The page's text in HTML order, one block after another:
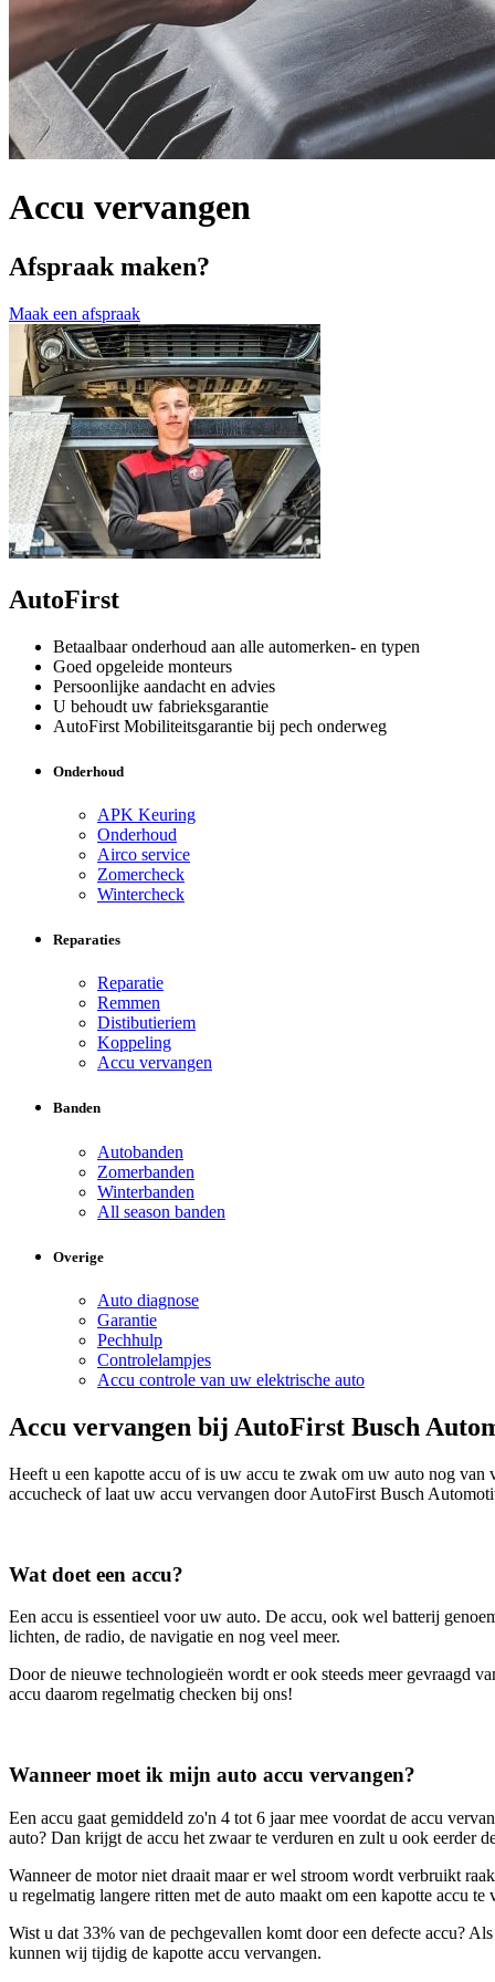
Accu vervangen
Afspraak maken?
Maak een afspraak
AutoFirst
Betaalbaar onderhoud aan alle automerken- en typen
Goed opgeleide monteurs
Persoonlijke aandacht en advies
U behoudt uw fabrieksgarantie
AutoFirst Mobiliteitsgarantie bij pech onderweg
Onderhoud
APK Keuring
Onderhoud
Airco service
Zomercheck
Wintercheck
Reparaties
Reparatie
Remmen
Distibutieriem
Koppeling
Accu vervangen
Banden
Autobanden
Zomerbanden
Winterbanden
All season banden
Overige
Auto diagnose
Garantie
Pechhulp
Controlelampjes
Accu controle van uw elektrische auto
Accu vervangen bij AutoFirst Busch
Heeft u een kapotte accu of is uw accu te zwak om uw auto nog
accucheck of laat uw accu vervangen door AutoFirst Busch
Wat doet een accu?
Een accu is essentieel voor uw auto. De accu, ook wel batterij
lichten, de radio, de navigatie en nog veel meer.
Door de nieuwe technologieën wordt er ook steeds meer gevraagd
accu daarom regelmatig checken bij ons!
Wanneer moet ik mijn auto accu vervangen?
Een accu gaat gemiddeld zo'n 4 tot 6 jaar mee voordat de accu
auto? Dan krijgt de accu het zwaar te verduren en zult u ook eerder
Wanneer de motor niet draait maar er wel stroom wordt verbruikt
u regelmatig langere ritten met de auto maakt om een kapotte accu te
Wist u dat 33% van de pechgevallen komt door een defecte accu?
kunnen wij tijdig de kapotte accu vervangen.